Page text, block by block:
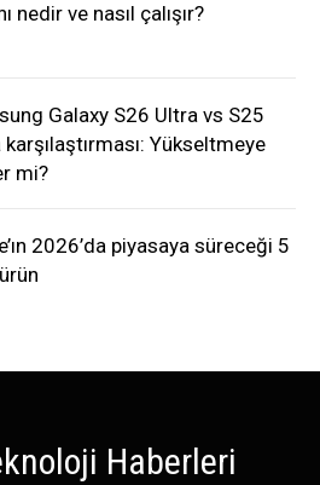
nedir ve nasıl çalışır?
Galaxy S26 Ultra vs S25
Yükseltmeye
mi?
2026’da piyasaya süreceği 5
Haberleri